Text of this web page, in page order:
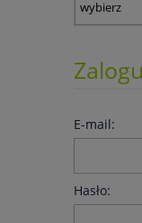
E-mail:
Hasło: